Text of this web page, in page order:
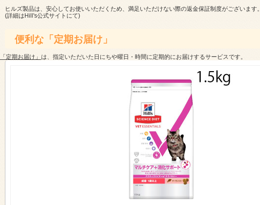
ヒルズ製品は、安心してお使いいただくため、満足いただけない際の返金保証制度がございます。
(詳細はHill's公式サイト にて)
便利な「定期お届け」
「定期お届け」 は、指定いただいた日にちや曜日・時間に定期的にお届けするサービスです。